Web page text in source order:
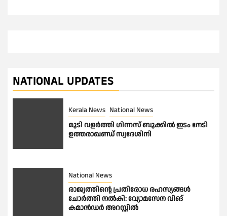
NATIONAL UPDATES
Kerala News National News
മുടി വളർത്തി ഗിന്നസ് ബുക്കിൽ ഇടം നേടി
ഉത്തരാഖണ്ഡ് സ്വദേശിനി
National News
രാജ്യത്തിൻ്റെ പ്രതിരോധ രഹസ്യങ്ങൾ
ചോർത്തി നൽകി: വ്യോമസേന വിങ്
കമാൻഡർ അറസ്റ്റിൽ